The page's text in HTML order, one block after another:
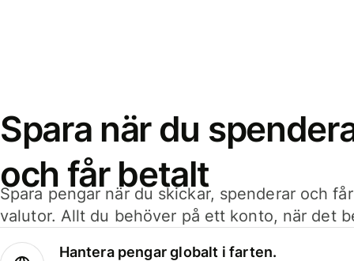
Spara när du
och får betalt
Spara pengar när du skickar, spenderar och
valutor. Allt du behöver på ett konto, när det
Hantera pengar globalt i farten.